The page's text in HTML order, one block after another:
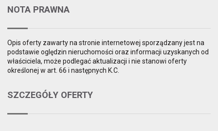
NOTA PRAWNA
Opis oferty zawarty na stronie internetowej sporządzany jest na
podstawie oględzin nieruchomości oraz informacji uzyskanych od
właściciela, może podlegać aktualizacji i nie stanowi oferty
określonej w art. 66 i następnych K.C.
SZCZEGÓŁY OFERTY